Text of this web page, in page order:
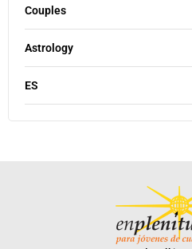
Couples
Astrology
ES